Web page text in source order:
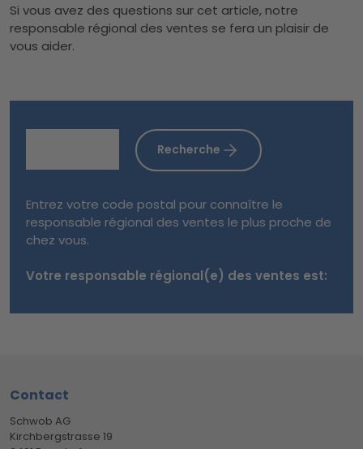
Si vous avez des questions sur cet article, notre
responsable régional des ventes se fera un plaisir de
vous aider.
Recherche
Entrez votre code postal pour connaître le
responsable régional des ventes le plus proche de
chez vous.
Votre responsable régional(e) des ventes est:
Contact
Schwob AG
Kirchbergstrasse 19